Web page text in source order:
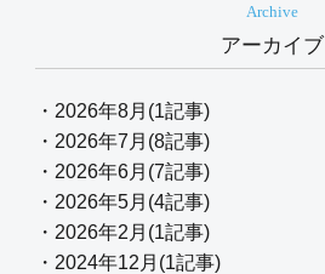
Archive
アーカイブ
・2026年8月(1記事)
・2026年7月(8記事)
・2026年6月(7記事)
・2026年5月(4記事)
・2026年2月(1記事)
・2024年12月(1記事)